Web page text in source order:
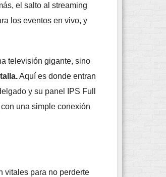
el salto al streaming
los eventos en vivo, y
televisión gigante, sino
Aquí es donde entran
y su panel IPS Full
una simple conexión
vitales para no perderte